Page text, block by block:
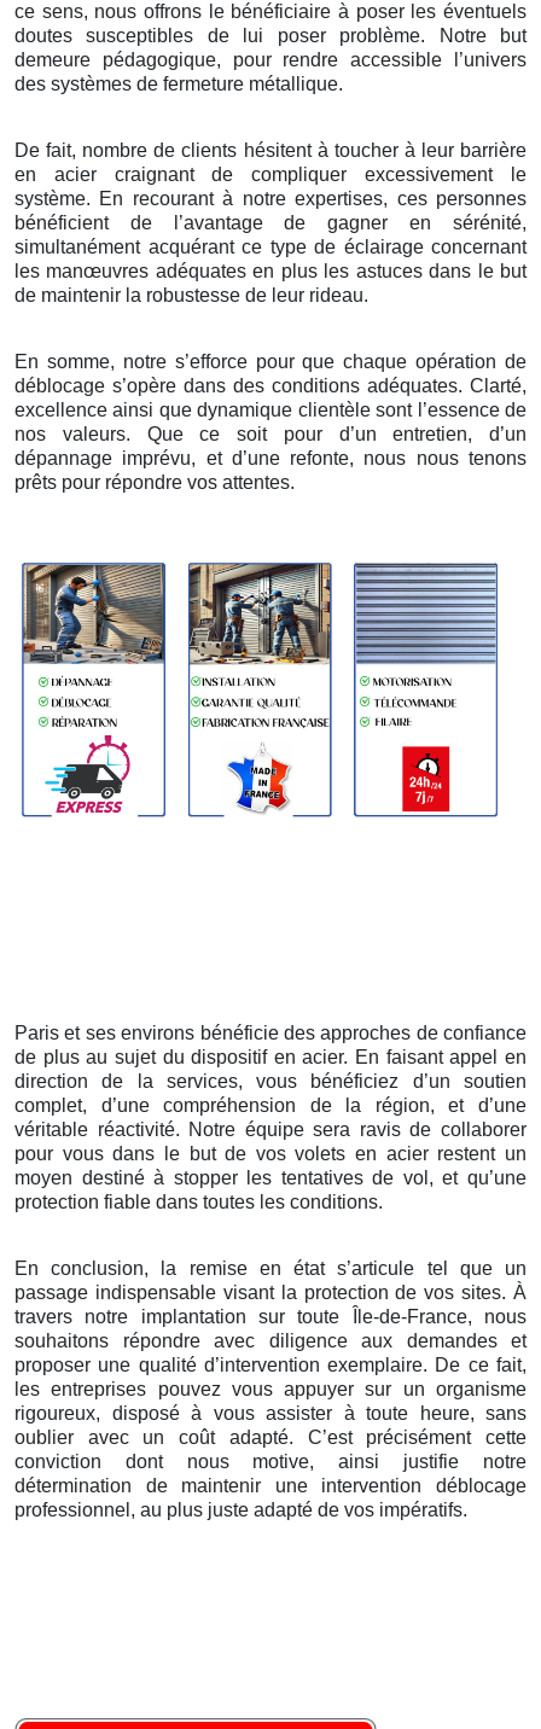
ce sens, nous offrons le bénéficiaire à poser les éventuels
doutes susceptibles de lui poser problème. Notre but
demeure pédagogique, pour rendre accessible l’univers
des systèmes de fermeture métallique.
De fait, nombre de clients hésitent à toucher à leur barrière
en acier craignant de compliquer excessivement le
système. En recourant à notre expertises, ces personnes
bénéficient de l’avantage de gagner en sérénité,
simultanément acquérant ce type de éclairage concernant
les manœuvres adéquates en plus les astuces dans le but
de maintenir la robustesse de leur rideau.
En somme, notre s’efforce pour que chaque opération de
déblocage s’opère dans des conditions adéquates. Clarté,
excellence ainsi que dynamique clientèle sont l’essence de
nos valeurs. Que ce soit pour d’un entretien, d’un
dépannage imprévu, et d’une refonte, nous nous tenons
prêts pour répondre vos attentes.
Paris et ses environs bénéficie des approches de confiance
de plus au sujet du dispositif en acier. En faisant appel en
direction de la services, vous bénéficiez d’un soutien
complet, d’une compréhension de la région, et d’une
véritable réactivité. Notre équipe sera ravis de collaborer
pour vous dans le but de vos volets en acier restent un
moyen destiné à stopper les tentatives de vol, et qu’une
protection fiable dans toutes les conditions.
En conclusion, la remise en état s’articule tel que un
passage indispensable visant la protection de vos sites. À
travers notre implantation sur toute Île-de-France, nous
souhaitons répondre avec diligence aux demandes et
proposer une qualité d’intervention exemplaire. De ce fait,
les entreprises pouvez vous appuyer sur un organisme
rigoureux, disposé à vous assister à toute heure, sans
oublier avec un coût adapté. C’est précisément cette
conviction dont nous motive, ainsi justifie notre
détermination de maintenir une intervention déblocage
professionnel, au plus juste adapté de vos impératifs.